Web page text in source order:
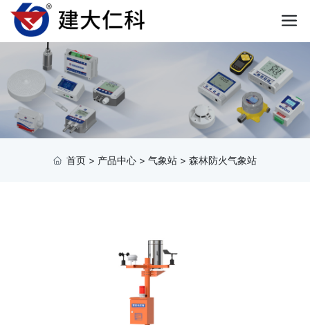
首页 > 产品中心 > 气象站 > 森林防火气象站